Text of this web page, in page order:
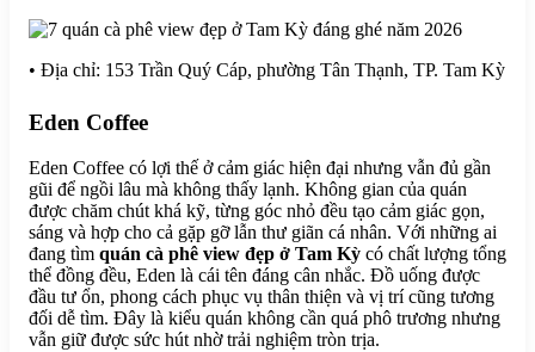
• Địa chỉ: 153 Trần Quý Cáp, phường Tân Thạnh, TP. Tam Kỳ
Eden Coffee
Eden Coffee có lợi thế ở cảm giác hiện đại nhưng vẫn đủ gần
gũi để ngồi lâu mà không thấy lạnh. Không gian của quán
được chăm chút khá kỹ, từng góc nhỏ đều tạo cảm giác gọn,
sáng và hợp cho cả gặp gỡ lẫn thư giãn cá nhân. Với những ai
đang tìm quán cà phê view đẹp ở Tam Kỳ có chất lượng tổng
thể đồng đều, Eden là cái tên đáng cân nhắc. Đồ uống được
đầu tư ổn, phong cách phục vụ thân thiện và vị trí cũng tương
đối dễ tìm. Đây là kiểu quán không cần quá phô trương nhưng
vẫn giữ được sức hút nhờ trải nghiệm tròn trịa.